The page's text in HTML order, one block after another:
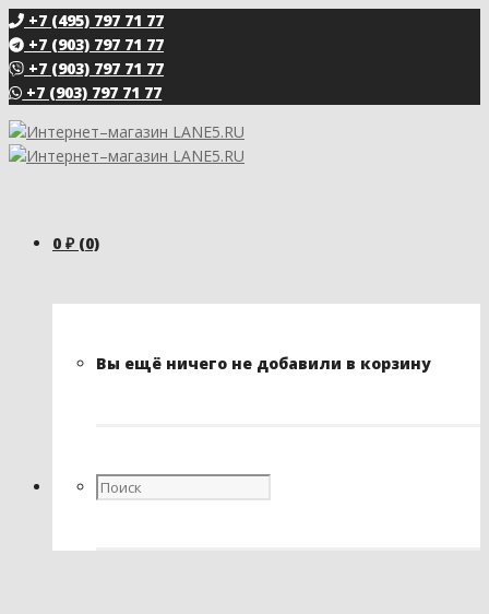
+7 (495) 797 71 77
+7 (903) 797 71 77
+7 (903) 797 71 77
+7 (903) 797 71 77
0 ₽(0)
Вы ещё ничего не добавили в корзину